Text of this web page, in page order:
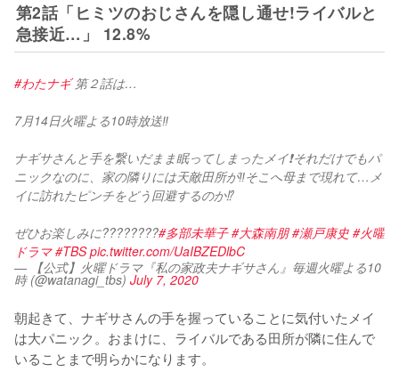
第2話「ヒミツのおじさんを隠し通せ!ライバルと
急接近…」 12.8%
#わたナギ 第２話は…
7月14日火曜よる10時放送‼️
ナギサさんと手を繋いだまま眠ってしまったメイ❗️それだけでもパ
ニックなのに、家の隣りには天敵田所が‼️そこへ母まで現れて…メ
イに訪れたピンチをどう回避するのか⁉️
ぜひお楽しみに????????#多部未華子 #大森南朋 #瀬戸康史 #火曜
ドラマ #TBS pic.twitter.com/UaIBZEDlbC
— 【公式】火曜ドラマ『私の家政夫ナギサさん』毎週火曜よる10
時 (@watanagi_tbs) July 7, 2020
朝起きて、ナギサさんの手を握っていることに気付いたメイ
は大パニック。おまけに、ライバルである田所が隣に住んで
いることまで明らかになります。